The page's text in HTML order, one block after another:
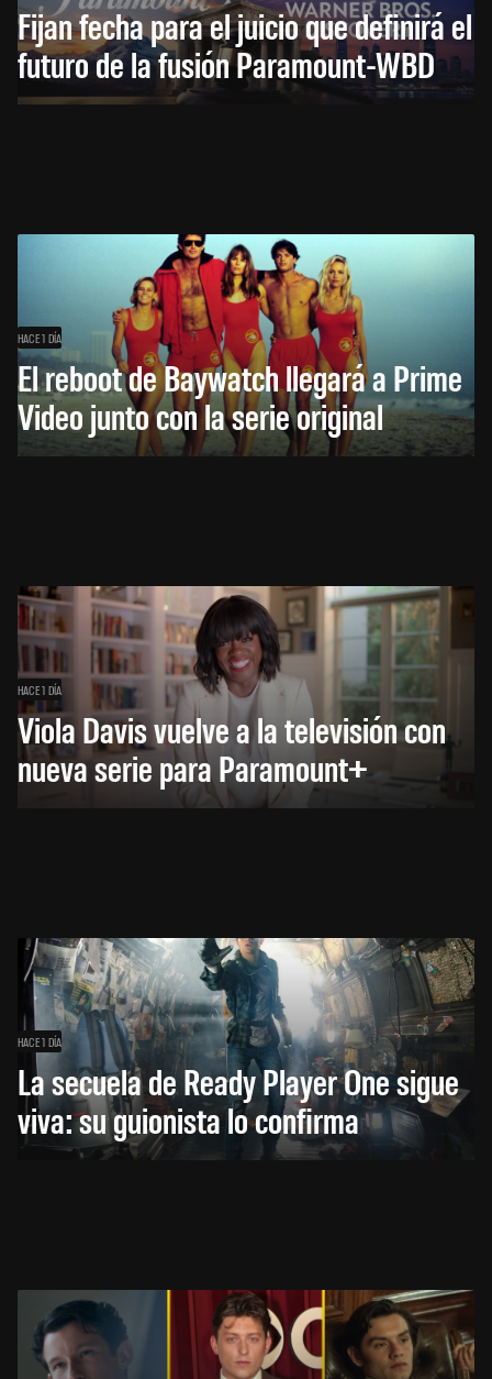
Fijan fecha para el juicio que definirá el
futuro de la fusión Paramount-WBD
HACE 1 DÍA
El reboot de Baywatch llegará a Prime
Video junto con la serie original
HACE 1 DÍA
Viola Davis vuelve a la televisión con
nueva serie para Paramount+
HACE 1 DÍA
La secuela de Ready Player One sigue
viva: su guionista lo confirma